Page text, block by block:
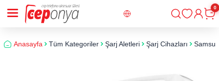
Giriş
0
Anasayfa Tüm Kategoriler Şarj Aletleri Şarj Cihazları